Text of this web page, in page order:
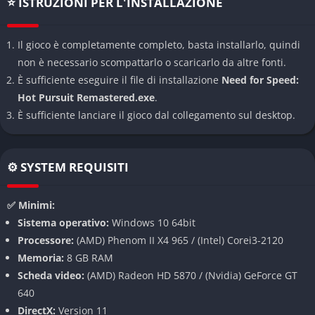
generali alle prestazioni. Il mondo di gioco appare più vivido e
spettacolare che mai. Le auto brillano sotto la luce del sole,
mentre la pioggia battente o la notte calano su paesaggi
mozzafiato. Ogni elemento contribuisce a ricreare l’atmosfera
tipica degli inseguimenti hollywoodiani.
Auto di lusso e supercar iconiche
Il gioco include una vasta gamma di auto da corsa delle migliori
case automobilistiche del mondo: Lamborghini, Porsche,
caratteristiche uniche in termini di velocità, maneggevolezza e
accelerazione. I modelli sono dettagliatissimi e riprodotti
fedelmente, sia a livello estetico che prestazionale. Inoltre,
grazie alla progressione, potrai sbloccare e guidare auto
sempre più potenti.
Il gioco è completamente completo, basta installarlo, quindi
non è necessario scompattarlo o scaricarlo da altre fonti.
È sufficiente eseguire il file di installazione Need for Speed:
Hot Pursuit Remastered.exe.
È sufficiente lanciare il gioco dal collegamento sul desktop.
⚙️ SYSTEM REQUISITI
✅ Minimi:
Sistema operativo: Windows 10 64bit
Processore: (AMD) Phenom II X4 965 / (Intel) Corei3-2120
Memoria: 8 GB RAM
Scheda video: (AMD) Radeon HD 5870 / (Nvidia) GeForce GT
640
DirectX: Version 11